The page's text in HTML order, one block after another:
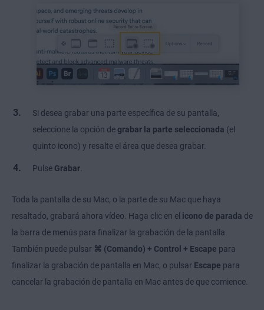
Si desea grabar una parte específica de su pantalla,
seleccione la opción de grabar la parte seleccionada (el
quinto icono) y resalte el área que desea grabar.
Pulse Grabar
Toda la pantalla de su Mac, o la parte de su Mac que haya
resaltado, grabará ahora vídeo. Haga clic en el icono de parada de
la barra de menús para finalizar la grabación de la pantalla.
También puede pulsar ⌘ (Comando) + Control + Escape para
finalizar la grabación de pantalla en Mac, o pulsar Escape para
cancelar la grabación de pantalla en Mac antes de que comience.